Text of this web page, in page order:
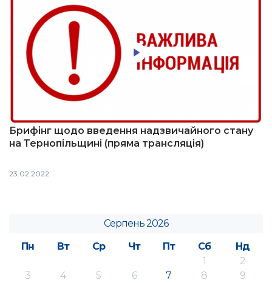
Брифінг щодо введення надзвичайного стану
на Тернопільщині (пряма трансляція)
23.02.2022
Серпень 2026
Пн
Вт Ср Чт Пт Сб
Нд
1
2
3
4 5 6 7 8
9